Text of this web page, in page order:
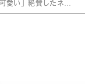
愛い」絶賛したネイ